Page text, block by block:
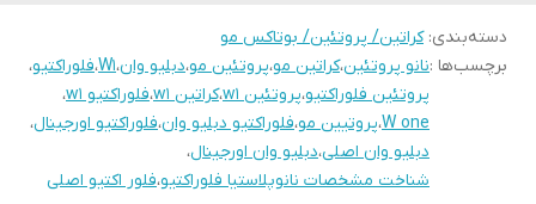
دسته‌بندی:کراتین/ پروتئین/ بوتاکس مو
برچسب‌ها :نانو پروتئین،کراتین مو،پروتئین مو،دبلیو وان،W1،فلوراکتیو،
پروتئین فلوراکتیو،پروتئین w1 ،کراتین w1 ،فلوراکتیو w1
،
W one،پروتیین مو،فلوراکتیو دبلیو وان،فلوراکتیو اورجینال،
دبلیو وان اصلی،دبلیو وان اورجینال،
شناخت مشخصات نانوپلاستیا فلوراکتیو،فلور اکتیو اصلی